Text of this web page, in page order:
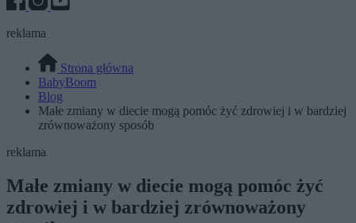
reklama
Strona główna
BabyBoom
Blog
Małe zmiany w diecie mogą pomóc żyć zdrowiej i w bardziej
zrównoważony sposób
reklama
Małe zmiany w diecie mogą pomóc żyć
zdrowiej i w bardziej zrównoważony